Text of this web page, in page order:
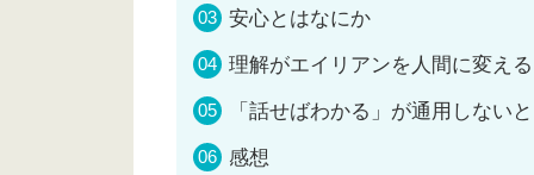
安心とはなにか
理解がエイリアンを人間に変える
「話せばわかる」が通用しない
感想